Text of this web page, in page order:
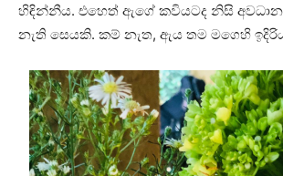
හිඳින්නීය. එහෙත් ඇගේ කවියටද නිසි
නැති සෙයකි. කම් නැත, ඇය තම මගෙහි